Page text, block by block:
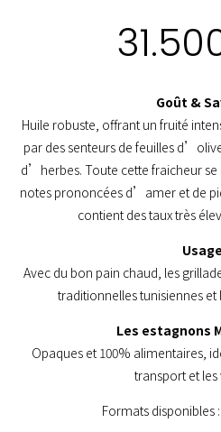
Goût &
Huile robuste, offrant un fruité
par des senteurs de feuilles
d’herbes. Toute cette fraicheur
notes prononcées d’amer et de
contient des taux très
Usage
Avec du bon pain chaud, les
traditionnelles tunisiennes
Les estagnons
Opaques et 100% alimentaires,
transport et les
Formats disponibles :